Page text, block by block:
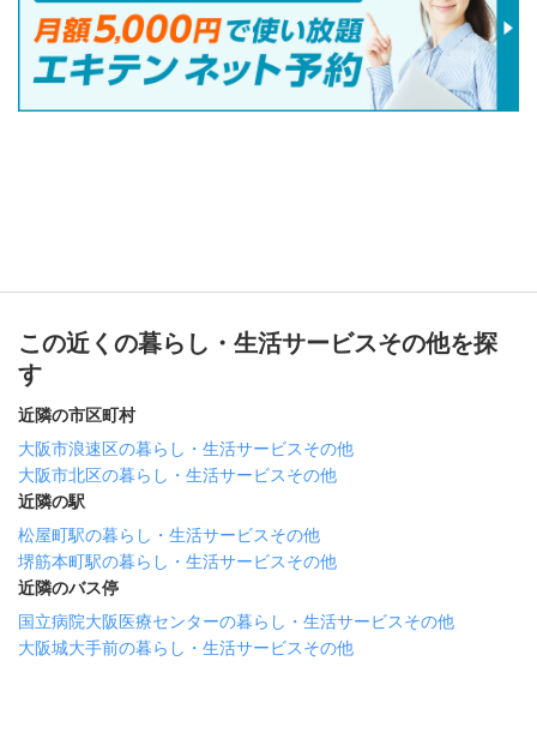
この近くの暮らし・生活サービスその他を探
す
近隣の市区町村
大阪市浪速区の暮らし・生活サービスその他
大阪市北区の暮らし・生活サービスその他
近隣の駅
松屋町駅の暮らし・生活サービスその他
堺筋本町駅の暮らし・生活サービスその他
近隣のバス停
国立病院大阪医療センターの暮らし・生活サービスその他
大阪城大手前の暮らし・生活サービスその他